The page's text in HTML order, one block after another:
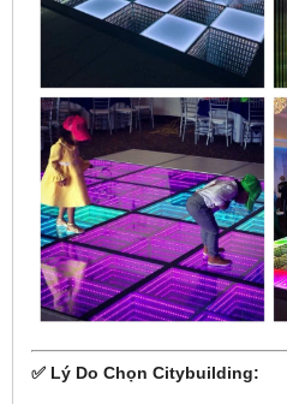
✅ Lý Do Chọn Citybuilding: